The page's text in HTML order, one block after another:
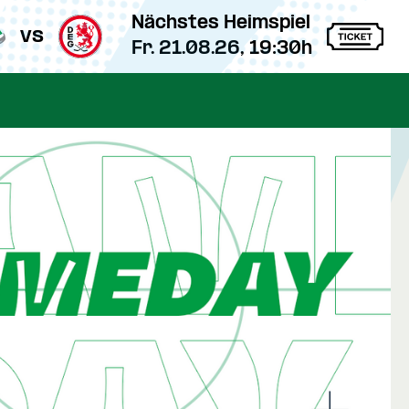
vs
Nächstes Heimspiel
Fr. 21.08.26, 19:30h